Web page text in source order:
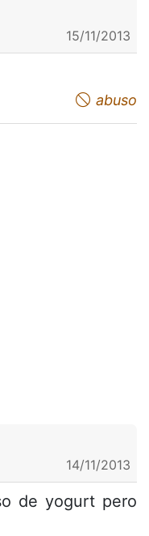
15/11/2013
abuso
14/11/2013
de yogurt pero